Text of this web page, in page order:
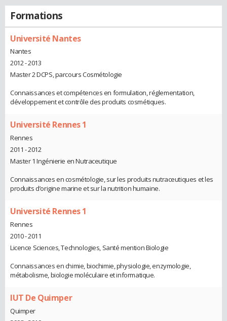
Formations
Université Nantes
Nantes
2012 - 2013
Master 2 DCPS, parcours Cosmétologie
Connaissances et compétences en formulation, réglementation,
développement et contrôle des produits cosmétiques.
Université Rennes 1
Rennes
2011 - 2012
Master 1 Ingénierie en Nutraceutique
Connaissances en cosmétologie, sur les produits nutraceutiques et les
produits d’origine marine et sur la nutrition humaine.
Université Rennes 1
Rennes
2010 - 2011
Licence Sciences, Technologies, Santé mention Biologie
Connaissances en chimie, biochimie, physiologie, enzymologie,
métabolisme, biologie moléculaire et informatique.
IUT De Quimper
Quimper